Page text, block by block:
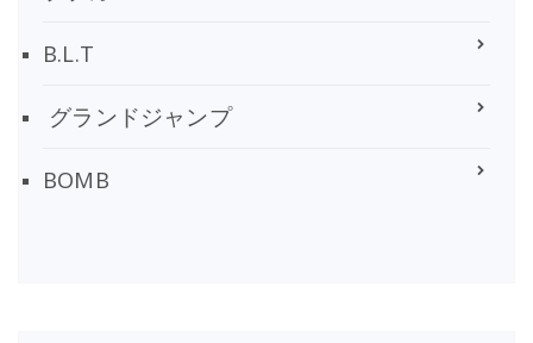
B.L.T
グランドジャンプ
BOMB